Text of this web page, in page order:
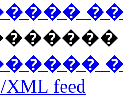
XML feed